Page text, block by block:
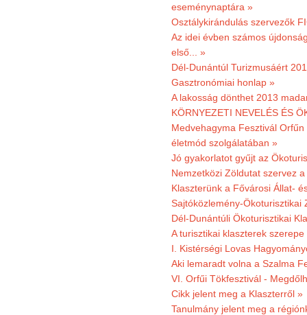
eseménynaptára »
Osztálykirándulás szervezők
Az idei évben számos
első... »
Dél-Dunántúl Turizmusáért
Gasztronómiai honlap »
A lakosság dönthet 2013
KÖRNYEZETI NEVELÉS ÉS
Medvehagyma Fesztivál
életmód szolgálatában »
Jó gyakorlatot gyűjt az
Nemzetközi Zöldutat szervez
Klaszterünk a Fővárosi Állat-
Sajtóközlemény-Ökoturisztikai
Dél-Dunántúli Ökoturisztikai
A turisztikai klaszterek
I. Kistérségi Lovas
Aki lemaradt volna a Szalma
VI. Orfűi Tökfesztivál -
Cikk jelent meg a Klaszterről »
Tanulmány jelent meg a